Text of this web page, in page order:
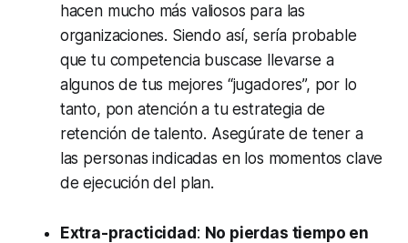
hacen mucho más valiosos para las
organizaciones. Siendo así, sería probable
que tu competencia buscase llevarse a
algunos de tus mejores “jugadores”, por lo
tanto, pon atención a tu estrategia de
retención de talento. Asegúrate de tener a
las personas indicadas en los momentos clave
de ejecución del plan.
Extra-practicidad: No pierdas tiempo en